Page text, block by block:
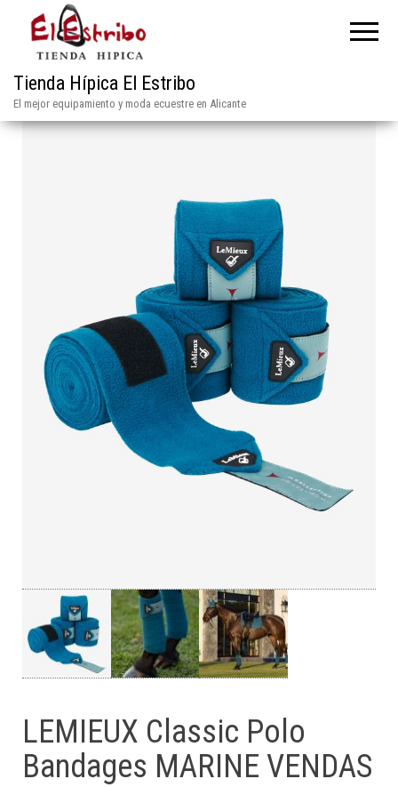
Tienda Hípica El Estribo
El mejor equipamiento y moda ecuestre en Alicante
LEMIEUX Classic Polo
Bandages MARINE VENDAS